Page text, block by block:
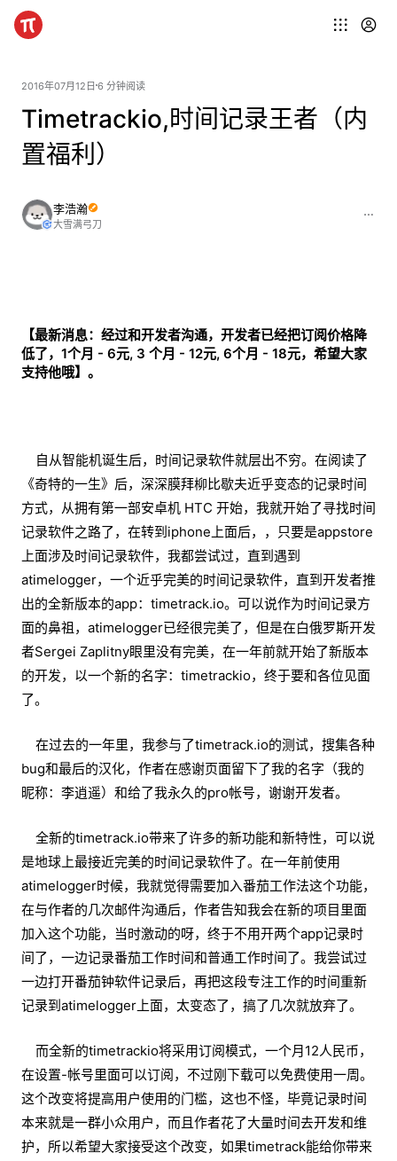
2016年07月12日 6 分钟阅读
Timetrackio,时间记录王者（内
置福利）
李浩瀚
大雪满弓刀
【最新消息：经过和开发者沟通，开发者已经把订阅价格降
低了，1个月 - 6元, 3 个月 - 12元, 6个月 - 18元，希望大家
支持他哦】。
自从智能机诞生后，时间记录软件就层出不穷。在阅读了
《奇特的一生》后，深深膜拜柳比歇夫近乎变态的记录时间
方式，从拥有第一部安卓机 HTC 开始，我就开始了寻找时间
记录软件之路了，在转到iphone上面后，，只要是appstore
上面涉及时间记录软件，我都尝试过，直到遇到
atimelogger，一个近乎完美的时间记录软件，直到开发者推
出的全新版本的app：timetrack.io。可以说作为时间记录方
面的鼻祖，atimelogger已经很完美了，但是在白俄罗斯开发
者Sergei Zaplitny眼里没有完美，在一年前就开始了新版本
的开发，以一个新的名字：timetrackio，终于要和各位见面
了。
在过去的一年里，我参与了timetrack.io的测试，搜集各种
bug和最后的汉化，作者在感谢页面留下了我的名字（我的
昵称：李逍遥）和给了我永久的pro帐号，谢谢开发者。
全新的timetrack.io带来了许多的新功能和新特性，可以说
是地球上最接近完美的时间记录软件了。在一年前使用
atimelogger时候，我就觉得需要加入番茄工作法这个功能，
在与作者的几次邮件沟通后，作者告知我会在新的项目里面
加入这个功能，当时激动的呀，终于不用开两个app记录时
间了，一边记录番茄工作时间和普通工作时间了。我尝试过
一边打开番茄钟软件记录后，再把这段专注工作的时间重新
记录到atimelogger上面，太变态了，搞了几次就放弃了。
而全新的timetrackio将采用订阅模式，一个月12人民币，
在设置-帐号里面可以订阅，不过刚下载可以免费使用一周。
这个改变将提高用户使用的门槛，这也不怪，毕竟记录时间
本来就是一群小众用户，而且作者花了大量时间去开发和维
护，所以希望大家接受这个改变，如果timetrack能给你带来